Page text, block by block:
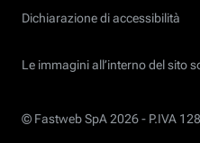
Dichiarazione di accessibilità
Le immagini all’interno del sito
© Fastweb SpA 2026 - P.IVA